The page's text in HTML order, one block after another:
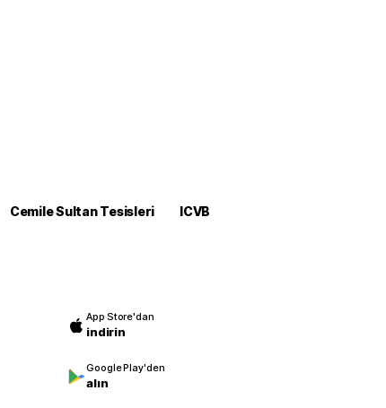
Cemile Sultan Tesisleri
ICVB
App Store'dan
indirin
Google Play'den
alın